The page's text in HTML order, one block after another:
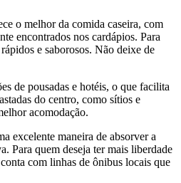
o melhor da comida caseira, com
encontrados nos cardápios. Para
e saborosos. Não deixe de
de pousadas e hotéis, o que facilita
do centro, como sítios e
acomodação.
excelente maneira de absorver a
Para quem deseja ter mais liberdade
com linhas de ônibus locais que